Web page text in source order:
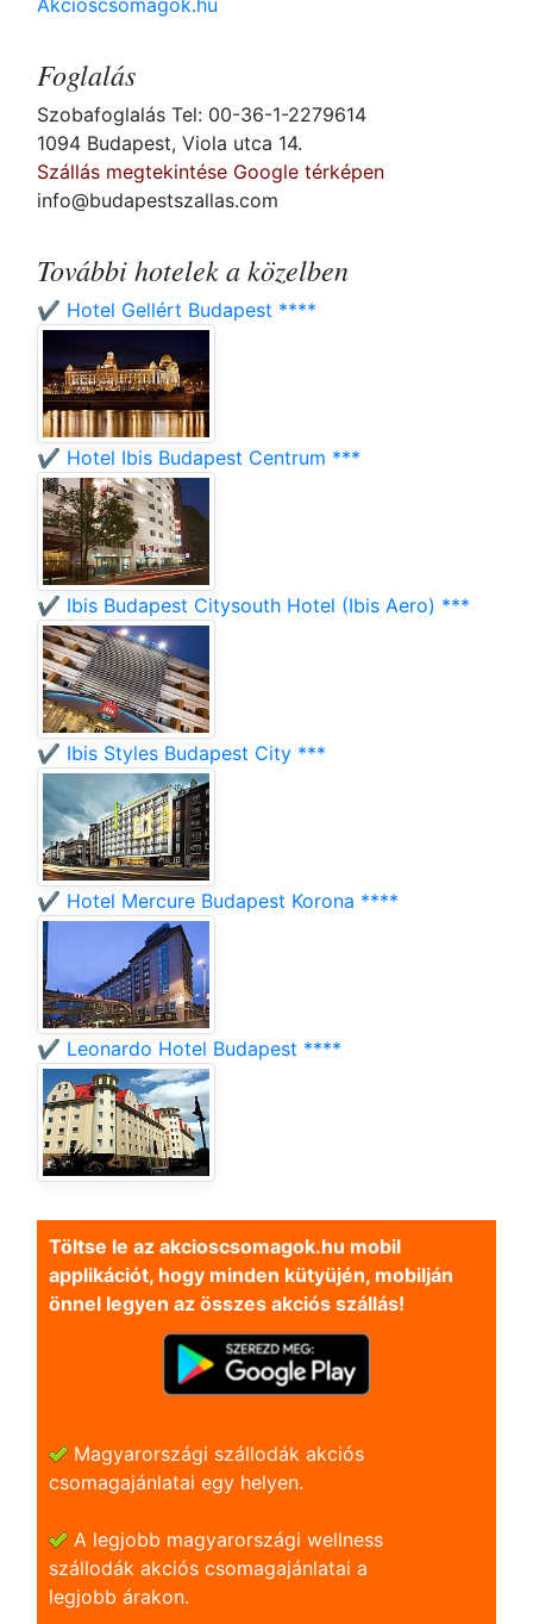
Akcioscsomagok.hu
Foglalás
Szobafoglalás Tel: 00-36-1-2279614
1094 Budapest, Viola utca 14.
Szállás megtekintése Google térképen
info@budapestszallas.com
További hotelek a közelben
✔️ Hotel Gellért Budapest ****
✔️ Hotel Ibis Budapest Centrum ***
✔️ Ibis Budapest Citysouth Hotel (Ibis Aero) ***
✔️ Ibis Styles Budapest City ***
✔️ Hotel Mercure Budapest Korona ****
✔️ Leonardo Hotel Budapest ****
Töltse le az akcioscsomagok.hu mobil
applikációt, hogy minden kütyüjén, mobilján
önnel legyen az összes akciós szállás!
Magyarországi szállodák akciós
csomagajánlatai egy helyen.
A legjobb magyarországi wellness
szállodák akciós csomagajánlatai a
legjobb árakon.